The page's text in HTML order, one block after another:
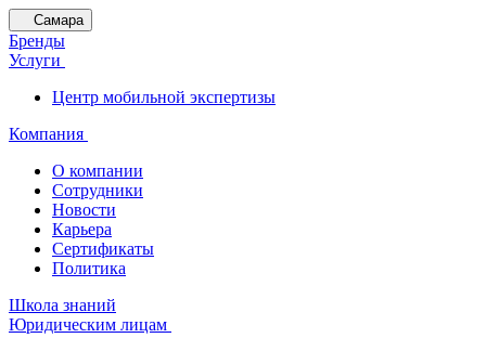
Самара
Бренды
Услуги
Центр мобильной экспертизы
Компания
О компании
Сотрудники
Новости
Карьера
Сертификаты
Политика
Школа знаний
Юридическим лицам